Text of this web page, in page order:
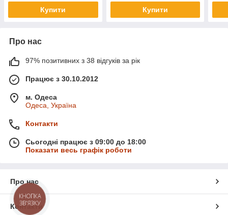
Купити Купити
Про нас
97% позитивних з 38 відгуків за рік
Працює з 30.10.2012
м. Одеса
Одеса, Україна
Контакти
Сьогодні працює з 09:00 до 18:00
Показати весь графік роботи
Про нас
Контакти
КНОПКА
ЗВ'ЯЗКУ